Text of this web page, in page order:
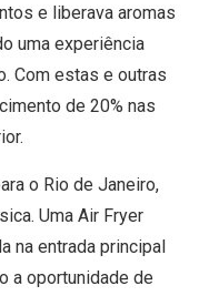
e liberava aromas
uma experiência
Com estas e outras
de 20% nas
o Rio de Janeiro,
Uma Air Fryer
na entrada principal
a oportunidade de